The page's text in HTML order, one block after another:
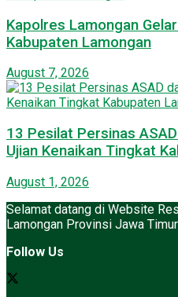
Kapolres Lamongan
Kabupaten Lamongan
August 7, 2026
13 Pesilat Persinas
Ujian Kenaikan Tingkat
August 1, 2026
Selamat datang di Website
Lamongan Provinsi Jawa
Follow Us